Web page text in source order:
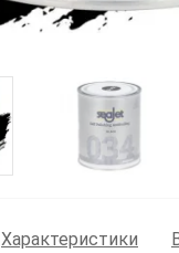
Характеристики